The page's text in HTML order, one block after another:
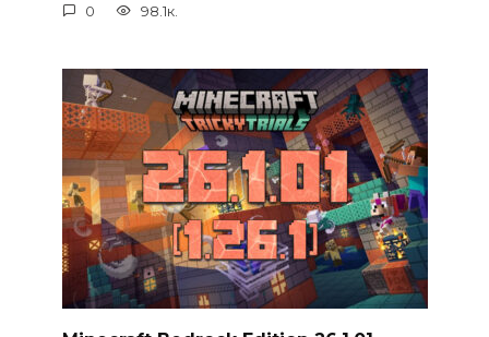
0 98.1к.